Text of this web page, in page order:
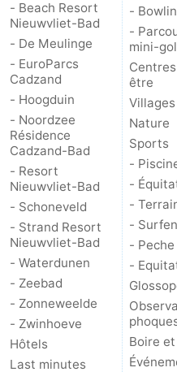
- Beach Resort
Nieuwvliet-Bad
- De Meulinge
- EuroParcs
Cadzand
- Hoogduin
- Noordzee
Résidence
Cadzand-Bad
- Resort
Nieuwvliet-Bad
- Schoneveld
- Strand Resort
Nieuwvliet-Bad
- Waterdunen
- Zeebad
- Zonneweelde
- Zwinhoeve
Hôtels
Last minutes
-
-
mini-
être
Nature
Sports
-
-
-
- Surfen
-
-
Boire